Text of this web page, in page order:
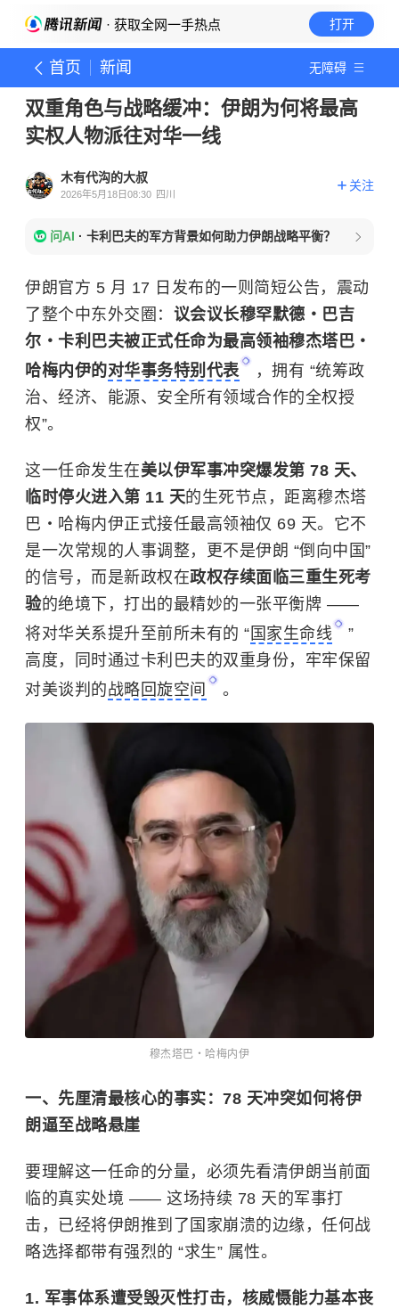
· 获取全网一手热点 打开
首页 新闻 无障碍
双重角色与战略缓冲：伊朗为何将最高
实权人物派往对华一线
木有代沟的大叔
2026年5月18日08:30 四川
关注
问AI · 卡利巴夫的军方背景如何助力伊朗战略平衡？
伊朗官方 5 月 17 日发布的一则简短公告，震动
了整个中东外交圈： 议会议长穆罕默德・巴吉
尔・卡利巴夫被正式任命为最高领袖穆杰塔巴・
哈梅内伊的对华事务特别代表
，拥有 “统筹政
治、经济、能源、安全所有领域合作的全权授
权”。
这一任命发生在美以伊军事冲突爆发第 78 天、
临时停火进入第 11 天的生死节点，距离穆杰塔
巴・哈梅内伊正式接任最高领袖仅 69 天。它不
是一次常规的人事调整，更不是伊朗 “倒向中国”
的信号，而是新政权在政权存续面临三重生死考
验的绝境下，打出的最精妙的一张平衡牌 ——
将对华关系提升至前所未有的 “ 国家生命线
”
高度，同时通过卡利巴夫的双重身份，牢牢保留
对美谈判的战略回旋空间 。
穆杰塔巴・哈梅内伊
一、先厘清最核心的事实：78 天冲突如何将伊
朗逼至战略悬崖
要理解这一任命的分量，必须先看清伊朗当前面
临的真实处境 —— 这场持续 78 天的军事打
击，已经将伊朗推到了国家崩溃的边缘，任何战
略选择都带有强烈的 “求生” 属性。
1. 军事体系遭受毁灭性打击，核威慑能力基本丧